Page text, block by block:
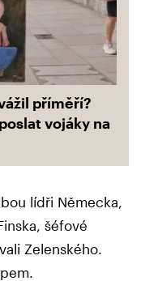
příměří?
vojáky na
lídři Německa,
šéfové
Zelenského.